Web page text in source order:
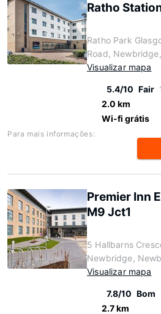
Ratho
Ratho Park
Road,
Visualizar mapa
5.4/10 Fair
2.0 km
Wi-fi grátis
Para mais informações:
Premier Inn
M9 Jct1
5 Hallbarns
Newbridge,
Visualizar mapa
7.8/10 Bom
2.7 km